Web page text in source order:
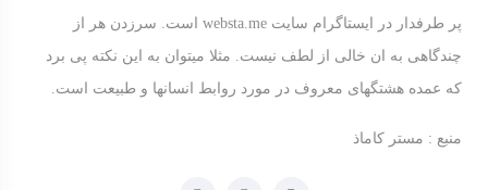
پر طرفدار در ایستاگرام سایت websta.me است. سرزدن هر از
چندگاهی به ان خالی از لطف نیست. مثلا میتوان به این نکته پی برد
که عمده هشتگهای معروف در مورد روابط انسانها و طبیعت است.
منبع : مستر کاماذ